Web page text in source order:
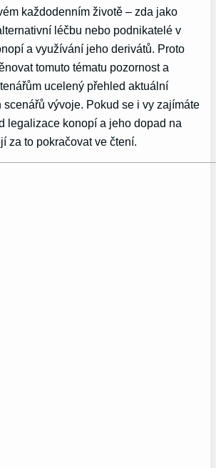
každodenním životě – zda jako
léčbu nebo podnikatelé v
a využívání jeho derivátů. Proto
tomuto tématu pozornost a
ucelený přehled aktuální
scenářů vývoje. Pokud se i vy zajímáte
legalizace konopí a jeho dopad na
za to pokračovat ve čtení.